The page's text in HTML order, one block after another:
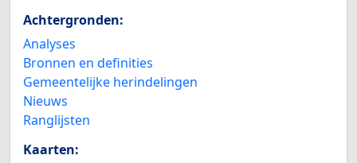
Achtergronden:
Analyses
Bronnen en definities
Gemeentelijke herindelingen
Nieuws
Ranglijsten
Kaarten: